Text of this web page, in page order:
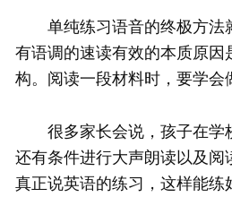
单纯练习语音的终极方法
有语调的速读有效的本质原
构。阅读一段材料时，要学会
很多家长会说，孩子在学
还有条件进行大声朗读以及阅
真正说英语的练习，这样能练